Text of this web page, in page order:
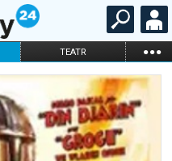
TEATR ...
STAND-UP
KARNETY